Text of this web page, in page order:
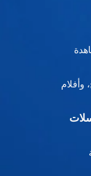
وأفلام